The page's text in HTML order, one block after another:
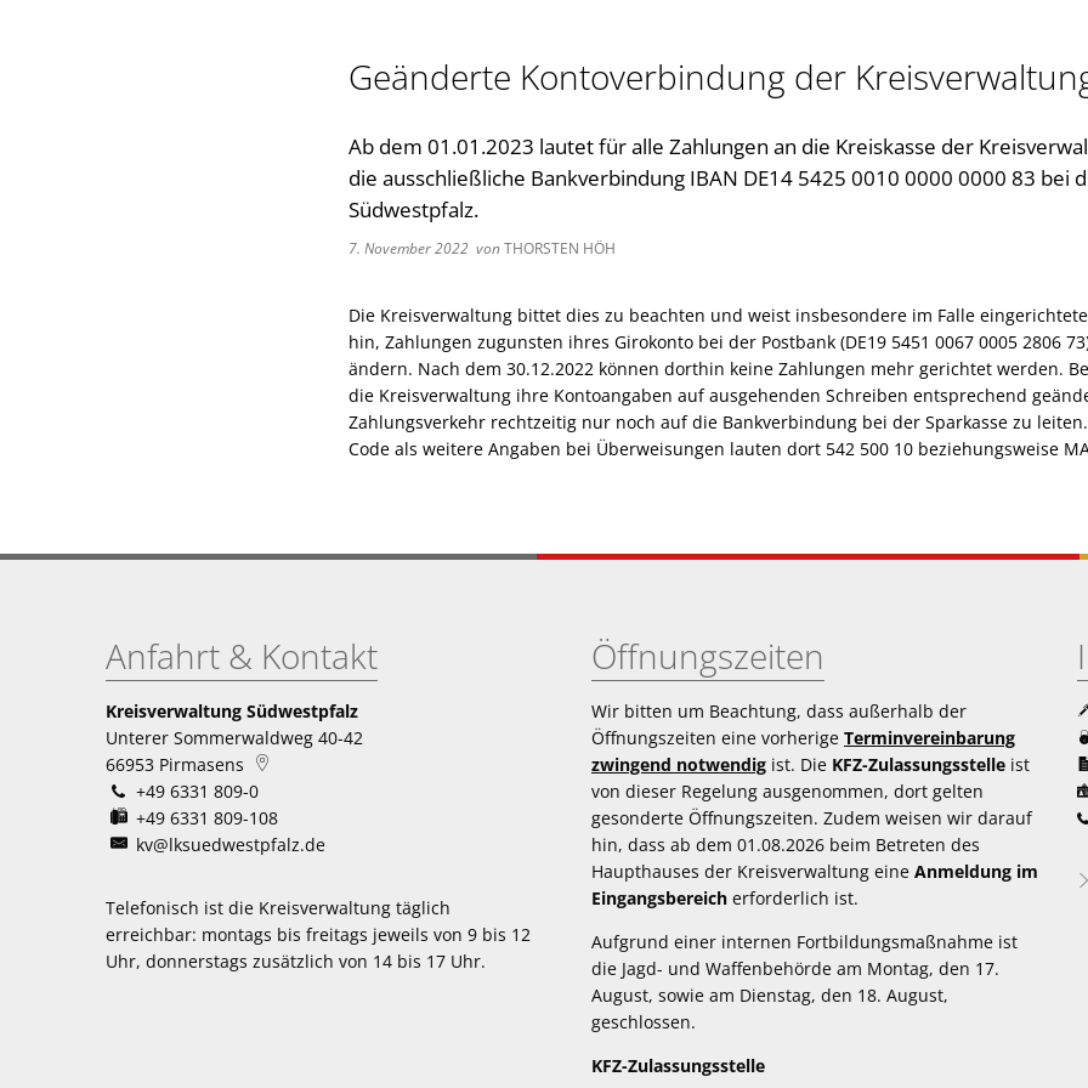
Öffnungszeiten
Geänderte Kontoverbindung der
Ab dem 01.01.2023 lautet für alle Zahlungen an die Kreiskasse der
die ausschließliche Bankverbindung IBAN DE14 5425 0010 0000 0000 83 bei
Südwestpfalz.
7. November 2022 vonTHORSTEN HÖH
Die Kreisverwaltung bittet dies zu beachten und weist insbesondere im Falle
hin, Zahlungen zugunsten ihres Girokonto bei der Postbank (DE19 5451 0067 0005 2806
ändern. Nach dem 30.12.2022 können dorthin keine Zahlungen mehr gerichtet werden.
die Kreisverwaltung ihre Kontoangaben auf ausgehenden Schreiben entsprechend
Zahlungsverkehr rechtzeitig nur noch auf die Bankverbindung bei der Sparkasse zu
Code als weitere Angaben bei Überweisungen lauten dort 542 500 10 beziehungsweise
Anfahrt & Kontakt
Kreisverwaltung Südwestpfalz
Unterer Sommerwaldweg 40-42
66953 Pirmasens
+49 6331 809-0
+49 6331 809-108
kv@lksuedwestpfalz.de
Telefonisch ist die Kreisverwaltung täglich
erreichbar: montags bis freitags jeweils von 9 bis 12
Uhr, donnerstags zusätzlich von 14 bis 17 Uhr.
Öffnungszeiten
Wir bitten um Beachtung, dass außerhalb der
Öffnungszeiten eine vorherige Terminvereinbarung
zwingend notwendig ist. Die KFZ-Zulassungsstelle ist
von dieser Regelung ausgenommen, dort gelten
gesonderte Öffnungszeiten. Zudem weisen wir darauf
hin, dass ab dem 01.08.2026 beim Betreten des
Haupthauses der Kreisverwaltung eine Anmeldung im
Eingangsbereich erforderlich ist.
Aufgrund einer internen Fortbildungsmaßnahme ist
die Jagd- und Waffenbehörde am Montag, den 17.
August, sowie am Dienstag, den 18. August,
geschlossen.
KFZ-Zulassungsstelle